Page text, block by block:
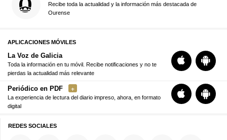
Recibe toda la actualidad y la información más destacada de
Ourense
APLICACIONES MÓVILES
La Voz de Galicia
Toda la información en tu móvil. Recibe notificaciones y no te
pierdas la actualidad más relevante
Periódico en PDF
La experiencia de lectura del diario impreso, ahora, en formato
digital
REDES SOCIALES